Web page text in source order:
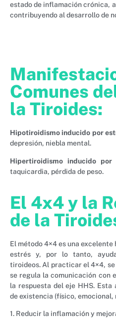
estado de inflamación crónica,
contribuyendo al desarrollo de
Comunes
la Tiroides:
Hipotiroidismo inducido por
depresión, niebla mental.
Hipertiroidismo inducido por
taquicardia, pérdida de peso.
El 4x4 y la
de la
El método 4×4 es una
estrés y, por lo tanto,
tiroideos. Al practicar el 4×4,
se regula la comunicación con
la respuesta del eje HHS.
de existencia (físico,
1. Reducir la inflamación y